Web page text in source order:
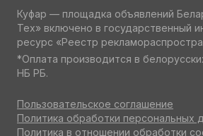
Куфар — площадка объявлений
Тех» включено в государственный
ресурс «Реестр
*Оплата производится в
НБ РБ.
Пользовательское соглашение
Политика обработки персональных
Политика в отношении обработки